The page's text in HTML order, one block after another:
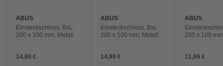
ABUS
Einsteckschloss, BxL:
200 x 100 mm, Metall
14,99 €
ABUS
Einsteckschloss, BxL:
200 x 100 mm, Metall
14,99 €
ABUS
200 x 100
11,99 €